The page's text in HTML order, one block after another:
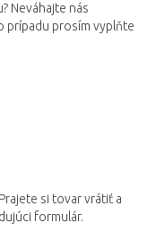
Neváhajte nás
prípadu prosím vyplňte
si tovar vrátiť a
formulár.